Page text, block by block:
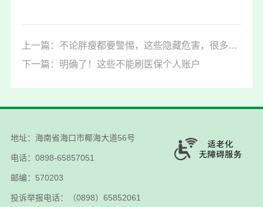
上一篇：不论胖瘦都要警惕，这些隐藏危害，很多人都忽略了
下一篇：明确了！这些不能刷医保个人账户
地址：海南省海口市椰海大道56号
电话：0898-65857051
邮编：570203
投诉举报电话：（0898）65852061